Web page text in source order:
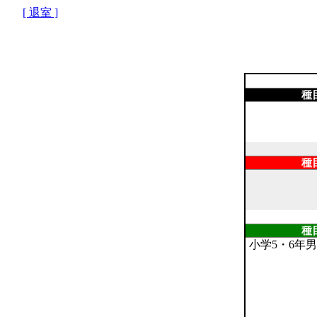
[ 退室 ]
種
種
種
小学5・6年